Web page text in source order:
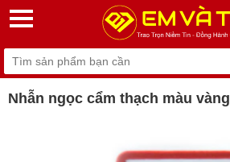
Nhẫn ngọc cẩm thạch màu vàng